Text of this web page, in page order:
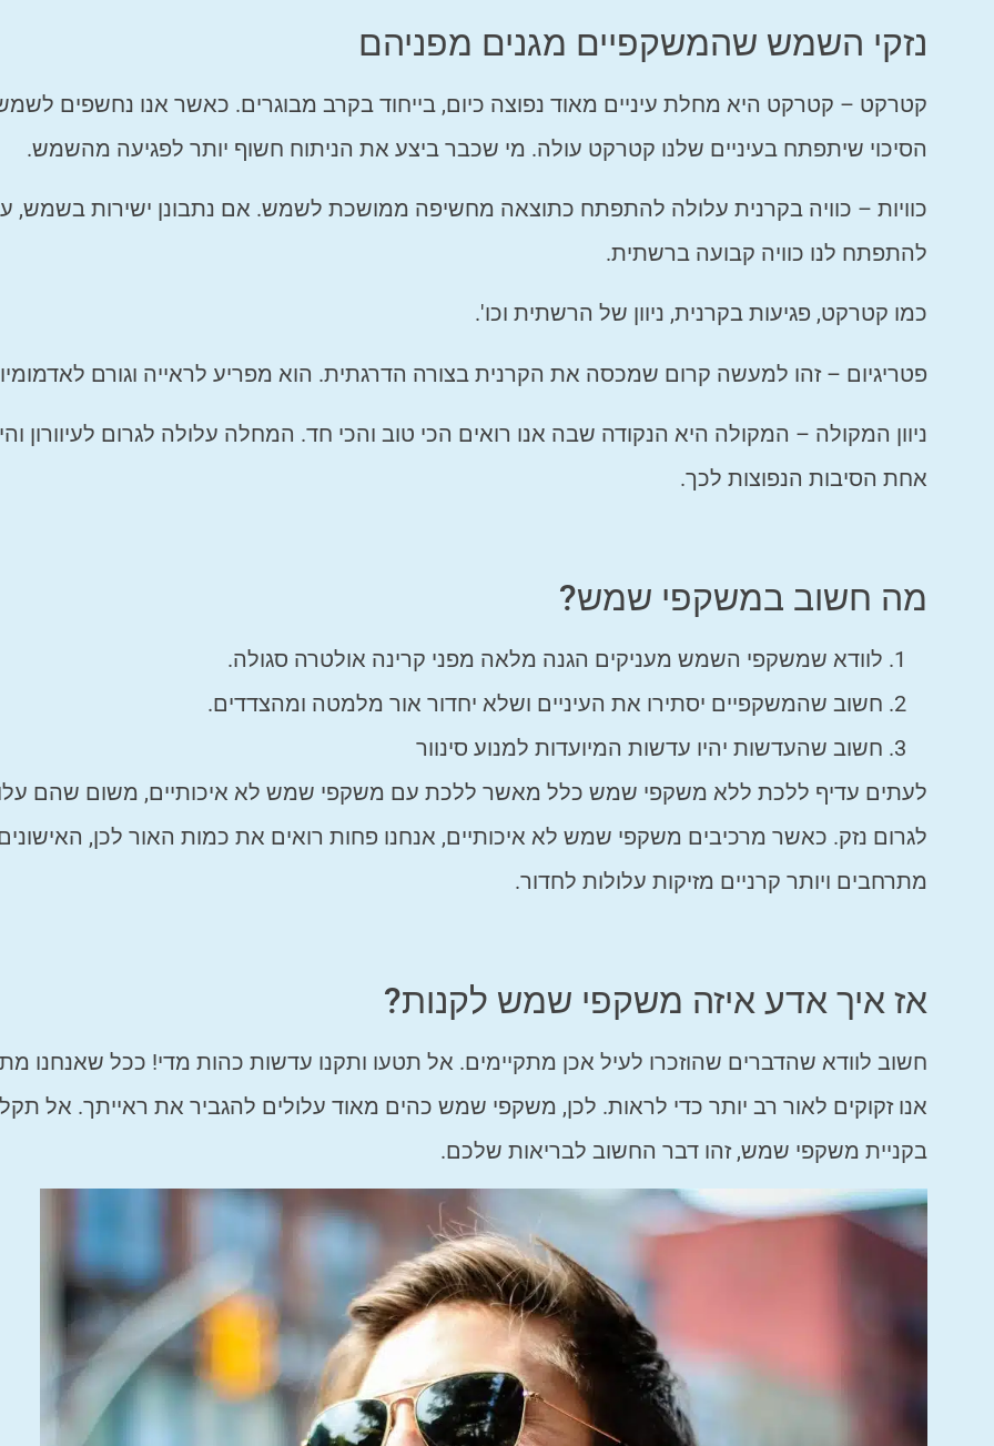
נזקי השמש שהמשקפיים מגנים מפניהם
קטרקט – קטרקט היא מחלת עיניים מאוד נפוצה כיום, בייחוד בקרב מבוגרים. כאשר אנו נחשפים
הסיכוי שיתפתח בעיניים שלנו קטרקט עולה. מי שכבר ביצע את הניתוח חשוף יותר לפגיעה מהשמש.
כוויות – כוויה בקרנית עלולה להתפתח כתוצאה מחשיפה ממושכת לשמש. אם נתבונן ישירות בשמש,
להתפתח לנו כוויה קבועה ברשתית.
כמו קטרקט, פגיעות בקרנית, ניוון של הרשתית וכו'.
פטריגיום – זהו למעשה קרום שמכסה את הקרנית בצורה הדרגתית. הוא מפריע לראייה וגורם
ניוון המקולה – המקולה היא הנקודה שבה אנו רואים הכי טוב והכי חד. המחלה עלולה לגרום לעיוורון
אחת הסיבות הנפוצות לכך.
מה חשוב במשקפי שמש?
לוודא שמשקפי השמש מעניקים הגנה מלאה מפני קרינה אולטרה סגולה.
חשוב שהמשקפיים יסתירו את העיניים ושלא יחדור אור מלמטה ומהצדדים.
חשוב שהעדשות יהיו עדשות המיועדות למנוע סינוור
לעתים עדיף ללכת ללא משקפי שמש כלל מאשר ללכת עם משקפי שמש לא איכותיים, משום שהם
לגרום נזק. כאשר מרכיבים משקפי שמש לא איכותיים, אנחנו פחות רואים את כמות האור לכן,
מתרחבים ויותר קרניים מזיקות עלולות לחדור.
אז איך אדע איזה משקפי שמש לקנות?
חשוב לוודא שהדברים שהוזכרו לעיל אכן מתקיימים. אל תטעו ותקנו עדשות כהות מדי! ככל שאנחנו
אנו זקוקים לאור רב יותר כדי לראות. לכן, משקפי שמש כהים מאוד עלולים להגביר את ראייתך. אל
בקניית משקפי שמש, זהו דבר החשוב לבריאות שלכם.